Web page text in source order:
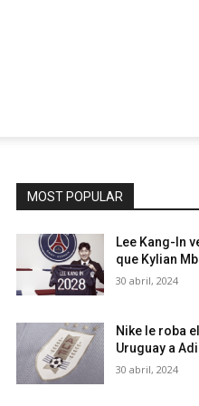
MOST POPULAR
Lee Kang-In
que Kylian
30 abril, 2024
Nike le roba
Uruguay a
30 abril, 2024